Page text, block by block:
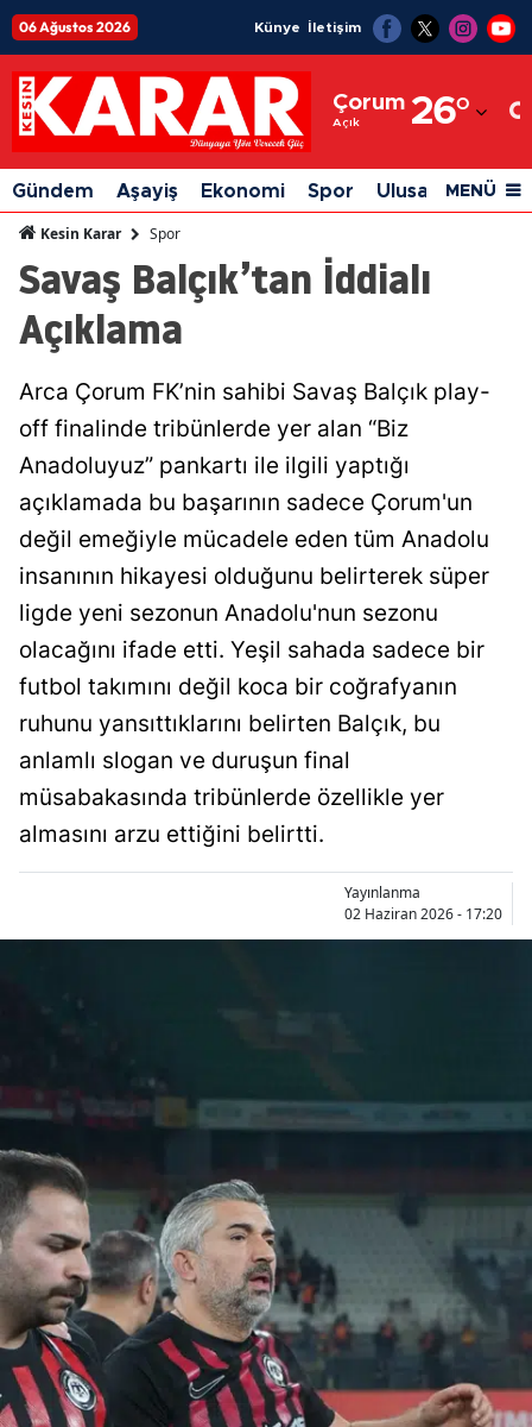
06 Ağustos 2026 Künye İletişim
Çorum
Açık 26°
Adıyaman
Afyonkarahisar
Ağrı
Amasya
Artvin
Aydın
Balıkesir
Bingöl
Bitlis
Bolu
Bursa
Çankırı
Erzincan
Gaziantep
Giresun
Gündem Aşayiş Ekonomi Spor Ulusal Siyaset
MENÜ
Kesin Karar Spor
Savaş Balçık’tan İddialı
Açıklama
Arca Çorum FK’nin sahibi Savaş Balçık play-
off finalinde tribünlerde yer alan “Biz
Anadoluyuz” pankartı ile ilgili yaptığı
açıklamada bu başarının sadece Çorum'un
değil emeğiyle mücadele eden tüm Anadolu
insanının hikayesi olduğunu belirterek süper
ligde yeni sezonun Anadolu'nun sezonu
olacağını ifade etti. Yeşil sahada sadece bir
futbol takımını değil koca bir coğrafyanın
ruhunu yansıttıklarını belirten Balçık, bu
anlamlı slogan ve duruşun final
müsabakasında tribünlerde özellikle yer
almasını arzu ettiğini belirtti.
Yayınlanma
02 Haziran 2026 - 17:20